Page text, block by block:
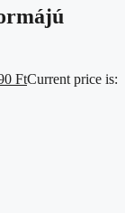
FtCurrent price is: